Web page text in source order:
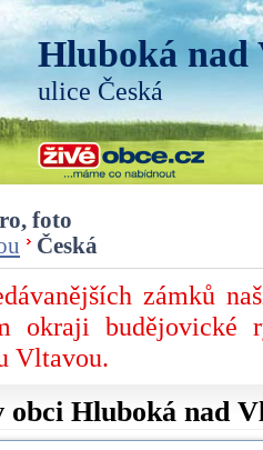
Hluboká nad
ulice Česká
foto
Česká
zámků
okraji budějovické
Vltavou.
Hluboká nad